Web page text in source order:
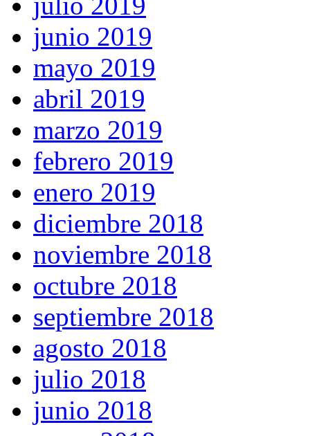
junio 2019
mayo 2019
abril 2019
marzo 2019
febrero 2019
enero 2019
diciembre 2018
noviembre 2018
octubre 2018
septiembre 2018
agosto 2018
julio 2018
junio 2018